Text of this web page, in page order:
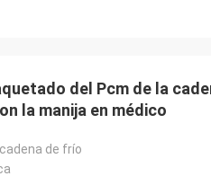
del Pcm de la
la manija en médico
de frío